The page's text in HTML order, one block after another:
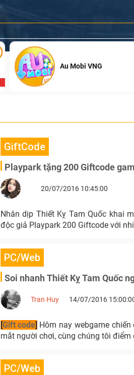
Au Mobi VNG
GiftCode
Playpark tặng 200 Giftcode
20/07/2016 10:45:00
Nhân dịp Thiết Kỵ Tam Quốc khai
độc giả Playpark 200 Giftcode với
PC/Web
Soi nhanh Thiết Kỵ Tam Quốc
Tran Huy 14/07/2016
[Gift code]
mắt người chơi, cùng chúng tôi
PC/Web